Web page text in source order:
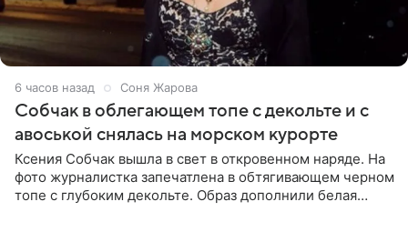
6 часов назад Соня Жарова
Собчак в облегающем топе с декольте и с
авоськой снялась на морском курорте
Ксения Собчак вышла в свет в откровенном наряде. На
фото журналистка запечатлена в обтягивающем черном
топе с глубоким декольте. Образ дополнили белая